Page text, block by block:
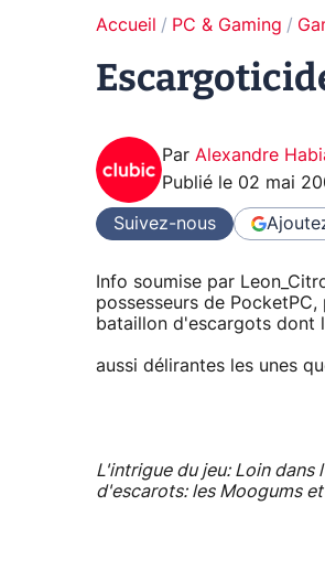
Accueil PC & Gaming
Par Alexandre
Publié le 02 mai
Suivez-nous
Info soumise par
possesseurs de
bataillon d'escargots dont
aussi délirantes les unes
L'intrigue du jeu: Loin dans
d'escarots: les Moogums